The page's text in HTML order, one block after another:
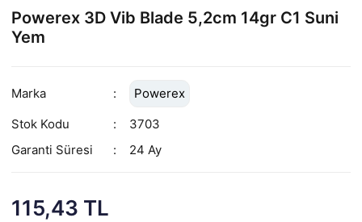
Powerex 3D Vib Blade 5,2cm 14gr C1 Suni
Yem
Marka
Powerex
Stok Kodu
3703
Garanti Süresi
24 Ay
115,43 TL